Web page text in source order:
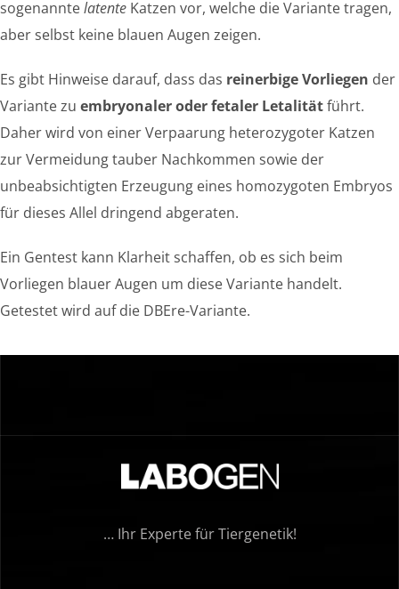
sogenanntelatente Katzen vor, welche die Variante tragen,
aber selbst keine blauen Augen zeigen.
Es gibt Hinweise darauf, dass das reinerbige Vorliegen der
Variante zu embryonaler oder fetaler Letalitätführt.
Daher wird von einer Verpaarung heterozygoter Katzen
zur Vermeidung tauber Nachkommen sowie der
unbeabsichtigten Erzeugung eines homozygoten Embryos
für dieses Allel dringend abgeraten.
Ein Gentest kann Klarheit schaffen, ob es sich beim
Vorliegen blauer Augen um diese Variante handelt.
Getestet wird auf die DBEre-Variante.
… Ihr Experte für Tiergenetik!